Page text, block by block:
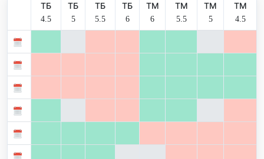
ТБ
4.5
ТБ
5
ТБ
5.5
ТБ
6
ТМ
6
ТМ
5.5
ТМ
5
ТМ
4.5